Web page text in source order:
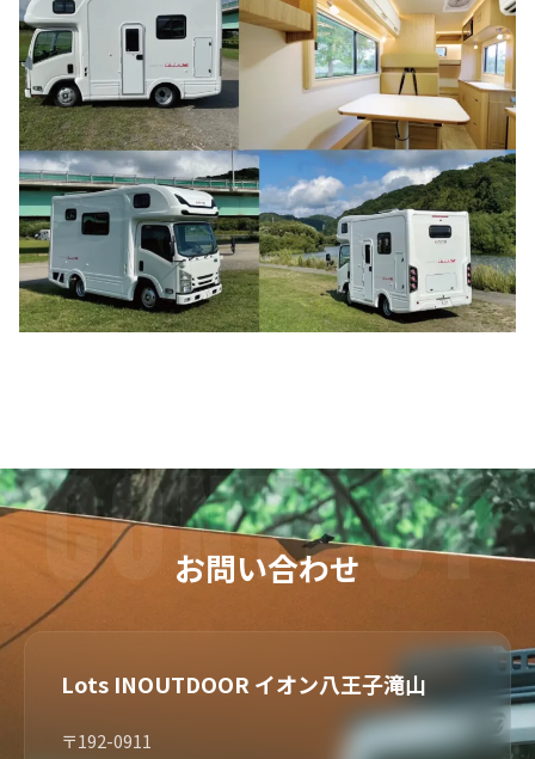
お問い合わせ
Lots INOUTDOOR イオン八王子滝山
〒192-0911